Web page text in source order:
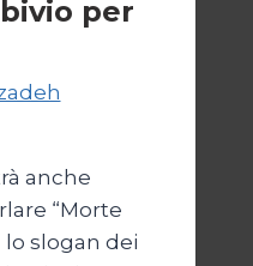
per
anche
“Morte
lo slogan dei